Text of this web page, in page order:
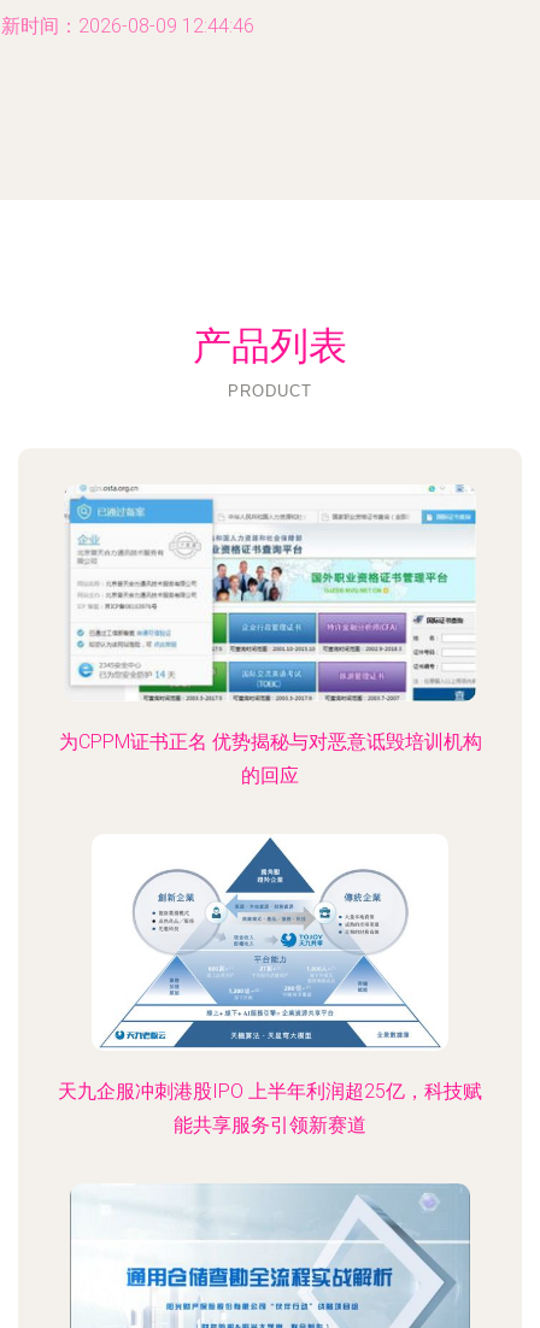
时间：2026-08-09 12:44:46
产品列表
PRODUCT
为CPPM证书正名 优势揭秘与对恶意诋毁培训机构
的回应
天九企服冲刺港股IPO 上半年利润超25亿，科技赋
能共享服务引领新赛道